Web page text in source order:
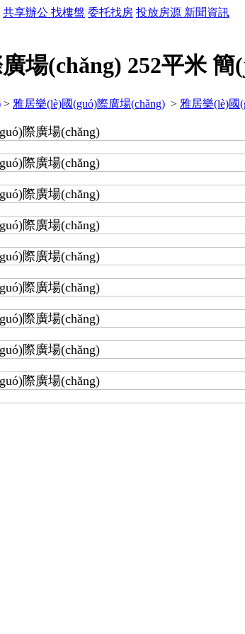
共享辦公 找樓盤 委托找房 投放房源 新聞資訊
場(chǎng) 252平米
> 雅居樂(lè)國(guó)際廣場(chǎng) > 雅居樂(lè)國